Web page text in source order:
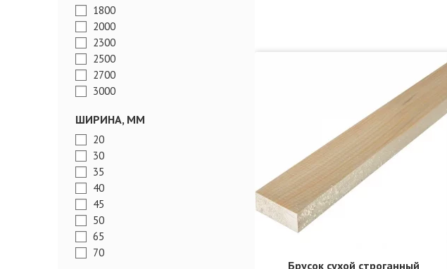
1800
2000
2300
2500
2700
3000
ШИРИНА, ММ
20
30
35
40
45
50
65
70
Брусок сухой строганный